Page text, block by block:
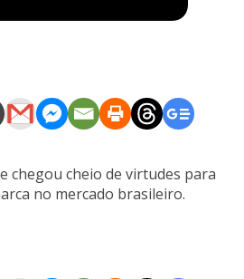
chegou cheio de virtudes para
no mercado brasileiro.